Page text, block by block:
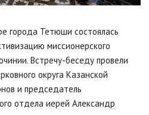
города Тетюши состоялась
миссионерского
Встречу-беседу провели
округа Казанской
и председатель
отдела иерей Александр